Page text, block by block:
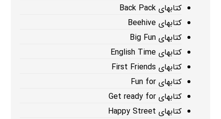
کتابهای Back Pack
کتابهای Beehive
کتابهای Big Fun
کتابهای English Time
کتابهای First Friends
کتابهای Fun for
کتابهای Get ready for
کتابهای Happy Street